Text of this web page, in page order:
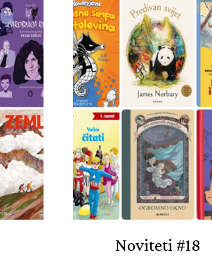
Noviteti #18